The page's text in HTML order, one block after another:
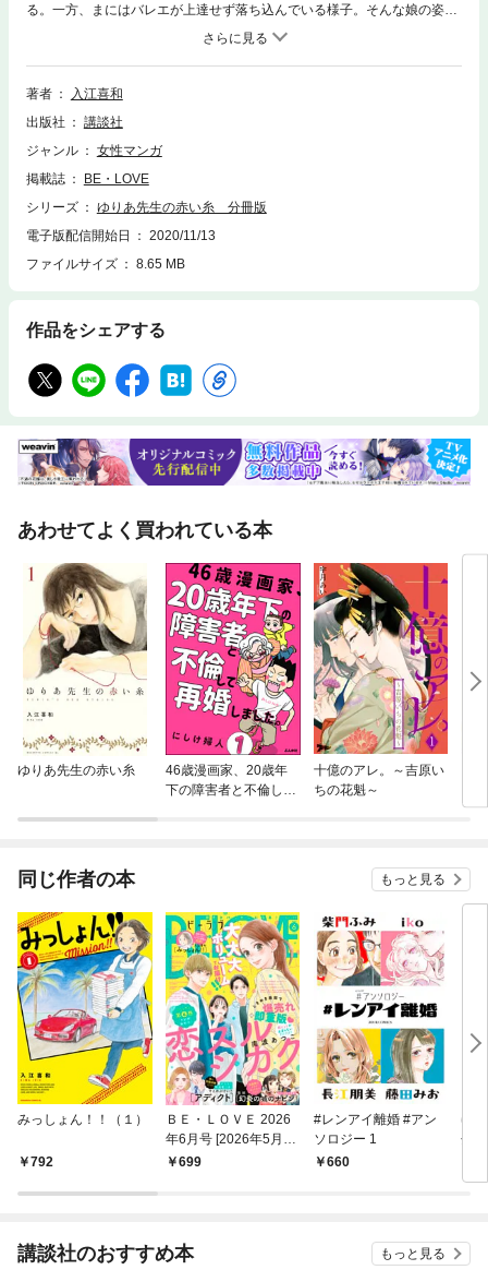
る。一方、まにはバレエが上達せず落ち込んでいる様子。そんな娘の姿を
見て、本当はバレエを辞めたいのではないかと言い出したみちるに、ゆり
あ先生は厳しい言葉を投げかけてしまう。二人の空気は険悪になり…。
著者
入江喜和
出版社
講談社
ジャンル
女性マンガ
掲載誌
BE・LOVE
シリーズ
ゆりあ先生の赤い糸 分冊版
電子版配信開始日
2020/11/13
ファイルサイズ
8.65 MB
作品をシェアする
あわせてよく買われている本
ゆりあ先生の赤い糸
46歳漫画家、20歳年
下の障害者と不倫して
十億のアレ。～吉原い
ちの花魁～
同じ作者の本 もっと見る
みっしょん！！（１）
792
ＢＥ・ＬＯＶＥ 2026
年6月号 [2026年5月1
日発売]
699
#レンアイ離婚 #アン
ソロジー 1
660
ゆ
分
講談社のおすすめ本 もっと見る